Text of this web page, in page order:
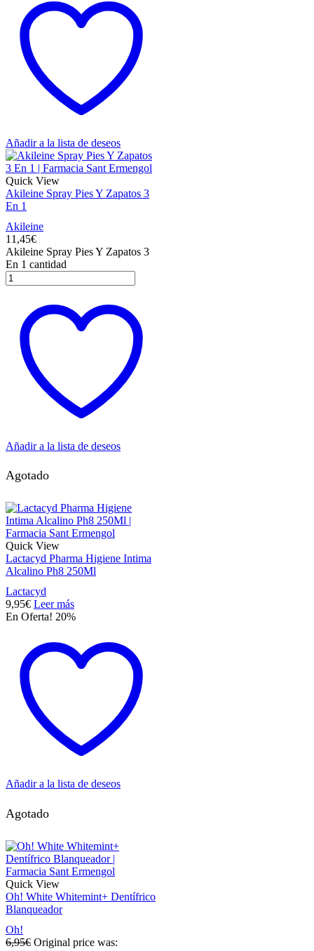
Añadir a la lista de deseos
Quick View
Akileine Spray Pies Y Zapatos 3
En 1
Akileine
11,45€
Akileine Spray Pies Y Zapatos 3
En 1 cantidad
Añadir a la lista de deseos
Agotado
Quick View
Lactacyd Pharma Higiene Intima
Alcalino Ph8 250Ml
Lactacyd
9,95€ Leer más
En Oferta! 20%
Añadir a la lista de deseos
Agotado
Quick View
Oh! White Whitemint+ Dentífrico
Blanqueador
Oh!
6,95€ Original price was: